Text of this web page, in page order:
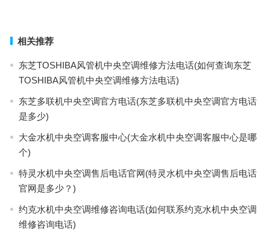
相关推荐
东芝TOSHIBA风管机中央空调维修方法电话(如何查询东芝
TOSHIBA风管机中央空调维修方法电话)
东芝多联机中央空调官方电话(东芝多联机中央空调官方电话
是多少)
大金水机中央空调客服中心(大金水机中央空调客服中心是哪
个)
特灵水机中央空调售后电话官网(特灵水机中央空调售后电话
官网是多少？)
约克水机中央空调维修咨询电话(如何联系约克水机中央空调
维修咨询电话)